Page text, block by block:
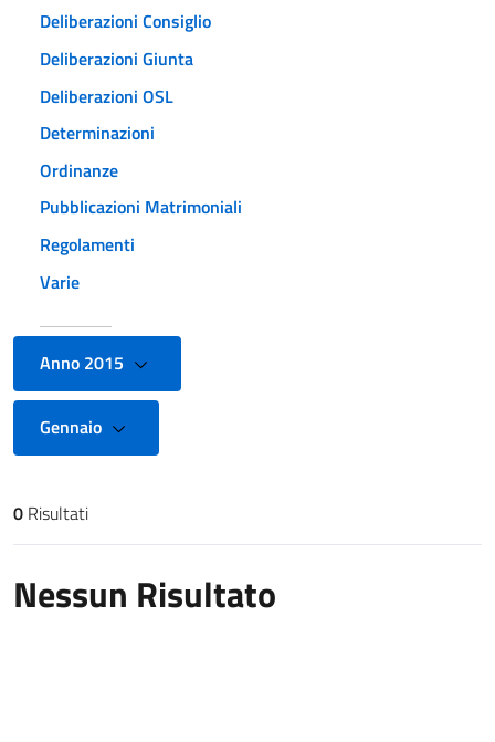
Deliberazioni Consiglio
Deliberazioni Giunta
Deliberazioni OSL
Determinazioni
Ordinanze
Pubblicazioni Matrimoniali
Regolamenti
Varie
Anno 2015
Gennaio
Risultati di ricerca
0 Risultati
Nessun Risultato